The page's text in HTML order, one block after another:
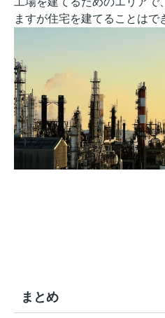
ますが住宅を建てることはで
まとめ